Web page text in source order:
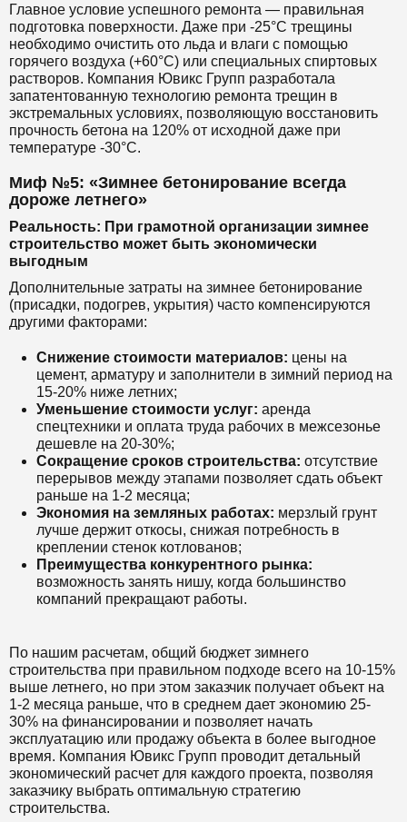
Главное условие успешного ремонта — правильная
подготовка поверхности. Даже при -25°C трещины
необходимо очистить ото льда и влаги с помощью
горячего воздуха (+60°C) или специальных спиртовых
растворов. Компания Ювикс Групп разработала
запатентованную технологию ремонта трещин в
экстремальных условиях, позволяющую восстановить
прочность бетона на 120% от исходной даже при
температуре -30°C.
Миф №5: «Зимнее бетонирование всегда
дороже летнего»
Реальность: При грамотной организации зимнее
строительство может быть экономически
выгодным
Дополнительные затраты на зимнее бетонирование
(присадки, подогрев, укрытия) часто компенсируются
другими факторами:
Снижение стоимости материалов: цены на
цемент, арматуру и заполнители в зимний период на
15-20% ниже летних;
Уменьшение стоимости услуг: аренда
спецтехники и оплата труда рабочих в межсезонье
дешевле на 20-30%;
Сокращение сроков строительства: отсутствие
перерывов между этапами позволяет сдать объект
раньше на 1-2 месяца;
Экономия на земляных работах: мерзлый грунт
лучше держит откосы, снижая потребность в
креплении стенок котлованов;
Преимущества конкурентного рынка:
возможность занять нишу, когда большинство
компаний прекращают работы.
По нашим расчетам, общий бюджет зимнего
строительства при правильном подходе всего на 10-15%
выше летнего, но при этом заказчик получает объект на
1-2 месяца раньше, что в среднем дает экономию 25-
30% на финансировании и позволяет начать
эксплуатацию или продажу объекта в более выгодное
время. Компания Ювикс Групп проводит детальный
экономический расчет для каждого проекта, позволяя
заказчику выбрать оптимальную стратегию
строительства.